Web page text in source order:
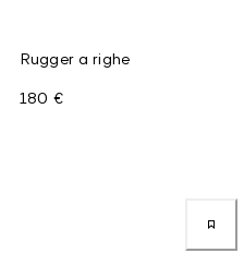
Rugger a righe
180 €